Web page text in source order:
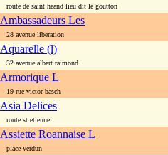
route de saint heand lieu dit le goutton
Ambassadeurs Les
28 avenue liberation
Aquarelle (l)
32 avenue albert raimond
Armorique L
19 rue victor basch
Asia Delices
route st etienne
Assiette Roannaise L
place verdun